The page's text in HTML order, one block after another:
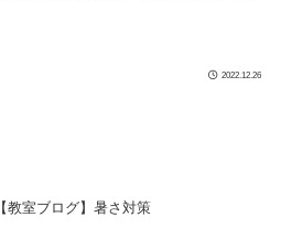
2022.12.26
【教室ブログ】暑さ対策